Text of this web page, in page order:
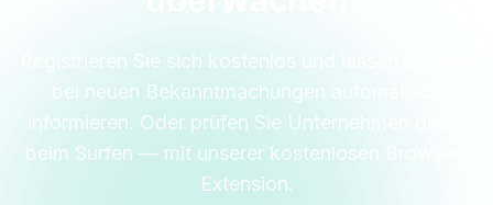
Registrieren Sie sich kostenlos und lassen Sie sich
bei neuen Bekanntmachungen automatisch
informieren. Oder prüfen Sie Unternehmen direkt
beim Surfen — mit unserer kostenlosen Browser-
Extension.